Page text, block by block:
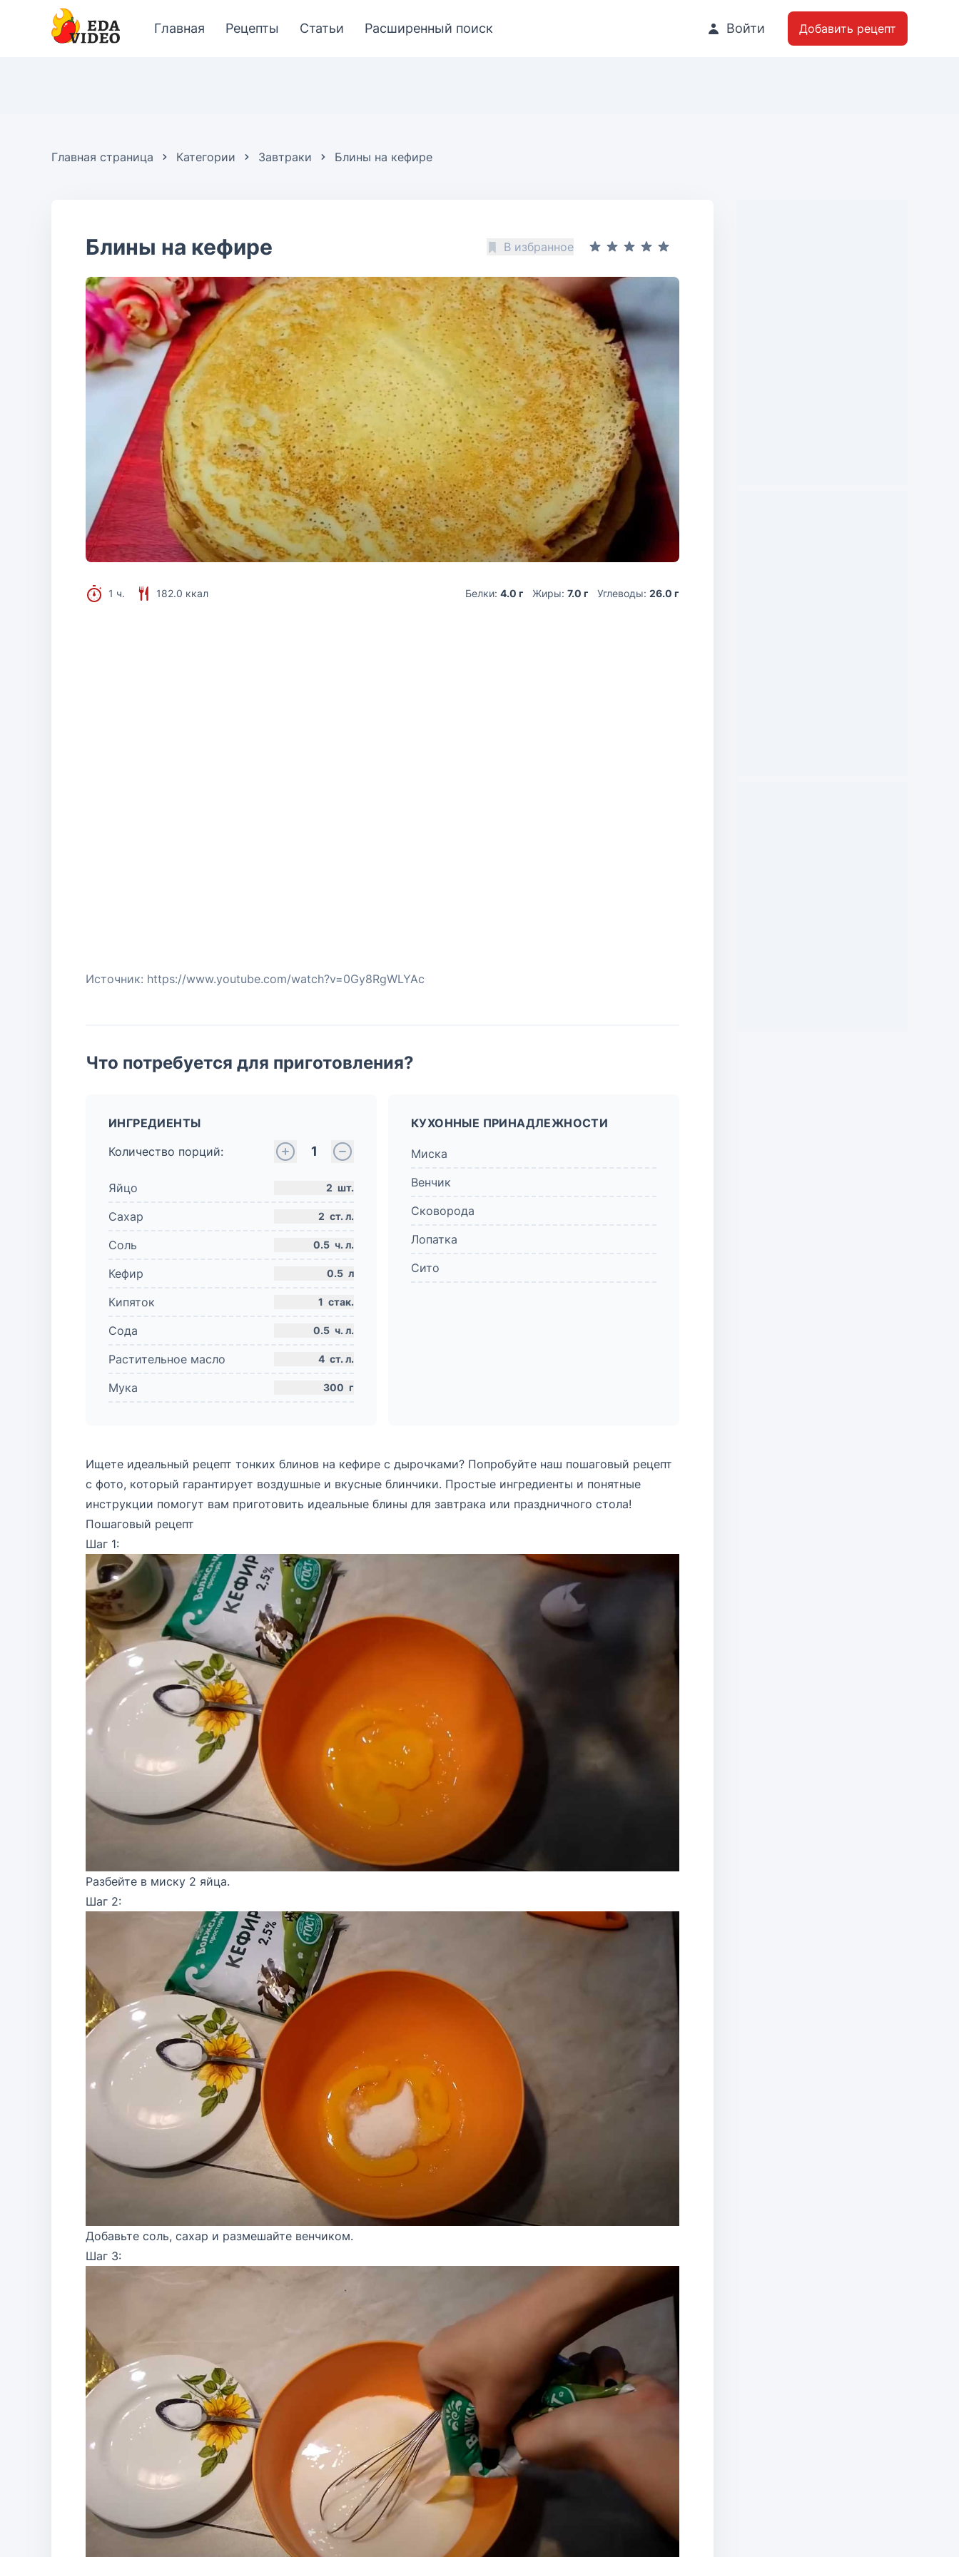
Главная Рецепты Статьи Расширенный поиск Войти Добавить рецепт
Главная страница Категории Завтраки Блины на кефире
Блины на кефире В избранное
1 ч. 182.0 ккал Белки: 4.0 г Жиры: 7.0 г Углеводы: 26.0 г
Источник: https://www.youtube.com/watch?v=0Gy8RgWLYAc
Что потребуется для приготовления?
ИНГРЕДИЕНТЫ
Количество порций:
1
Яйцо 2 шт.
Сахар 2 ст. л.
Соль 0.5 ч. л.
Кефир 0.5 л
Кипяток 1 стак.
Сода 0.5 ч. л.
Растительное масло 4 ст. л.
Мука 300 г
КУХОННЫЕ ПРИНАДЛЕЖНОСТИ
Миска
Венчик
Сковорода
Лопатка
Сито
Ищете идеальный рецепт тонких блинов на кефире с дырочками? Попробуйте наш пошаговый рецепт
с фото, который гарантирует воздушные и вкусные блинчики. Простые ингредиенты и понятные
инструкции помогут вам приготовить идеальные блины для завтрака или праздничного стола!
Пошаговый рецепт
Шаг 1:
Разбейте в миску 2 яйца.
Шаг 2:
Добавьте соль, сахар и размешайте венчиком.
Шаг 3: